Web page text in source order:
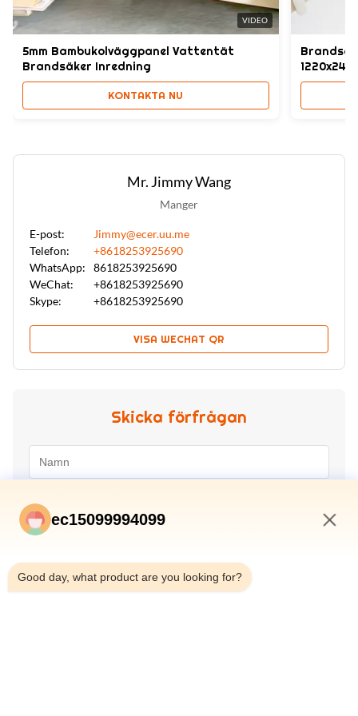
Skin Feeling dekorativa träfanerpaneler 1,22m,
Skin Feeling dekorativa träfanerpaneler 1
VIDEO
5mm Bambukolväggpanel Vattentät
Brandsäker Inredning
KONTAKTA NU
Mr. Jimmy Wang
Manger
E-post:
Jimmy@ecer.uu.me
Telefon:
+8618253925690
WhatsApp:
8618253925690
WeChat:
+8618253925690
Skype:
+8618253925690
VISA WECHAT QR
Skicka förfrågan
ec15099994099
Good day, what product are you looking for?